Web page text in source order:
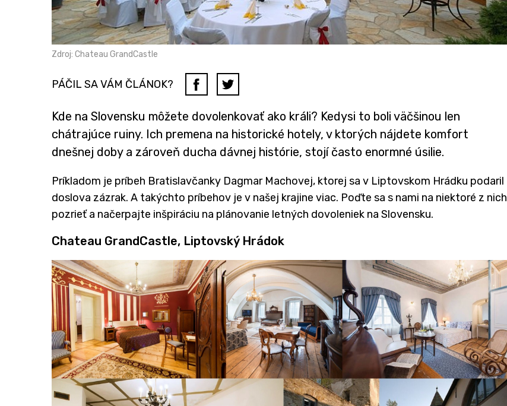
Zdroj: Chateau GrandCastle
PÁČIL SA VÁM ČLÁNOK?
Kde na Slovensku môžete dovolenkovať ako králi? Kedysi to boli väčšinou len
chátrajúce ruiny. Ich premena na historické hotely, v ktorých nájdete komfort
dnešnej doby a zároveň ducha dávnej histórie, stojí často enormné úsilie.
Príkladom je príbeh Bratislavčanky Dagmar Machovej, ktorej sa v Liptovskom Hrádku podaril
doslova zázrak. A takýchto príbehov je v našej krajine viac. Poďte sa s nami na niektoré z nich
pozrieť a načerpajte inšpiráciu na plánovanie letných dovoleniek na Slovensku.
Chateau GrandCastle, Liptovský Hrádok